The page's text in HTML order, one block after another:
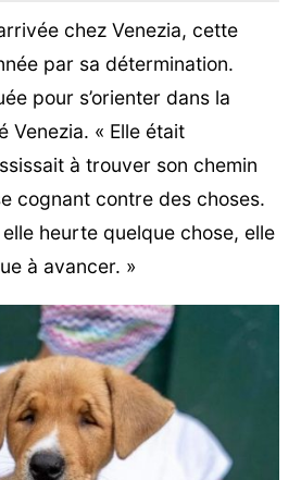
chez Venezia, cette
par sa détermination.
pour s’orienter dans la
Venezia. « Elle était
à trouver son chemin
cognant contre des choses.
elle heurte quelque chose, elle
à avancer. »